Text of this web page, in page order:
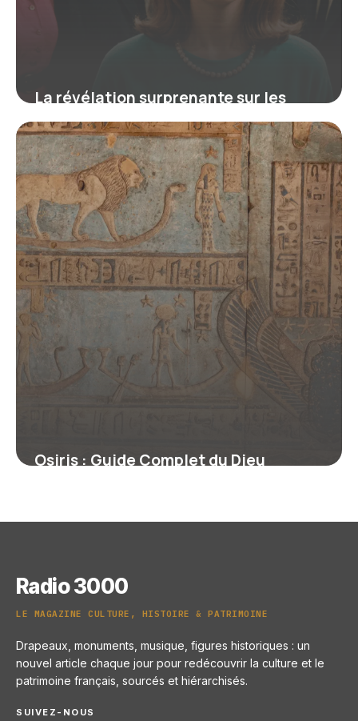
La révélation surprenante sur les
groupes des années 60 qui a façonné
la musique moderne
16 juin 2026
Osiris : Guide Complet du Dieu
Radio 3000
LE MAGAZINE CULTURE, HISTOIRE & PATRIMOINE
Drapeaux, monuments, musique, figures historiques : un
nouvel article chaque jour pour redécouvrir la culture et le
patrimoine français, sourcés et hiérarchisés.
SUIVEZ-NOUS